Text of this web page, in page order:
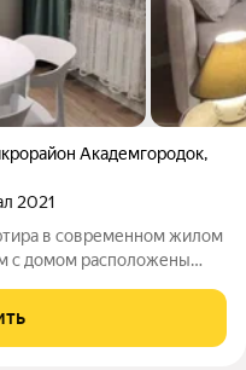
Академгородок,
2021
в современном жилом
с домом расположены
Удобная транспортная